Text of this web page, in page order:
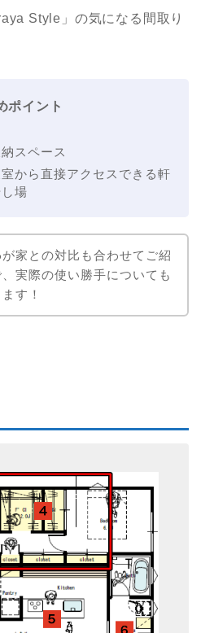
Style」の気になる間取り
ポイント
スペース
から直接アクセスできる軒
場
家との対比も合わせてご紹
実際の使い勝手についても
す！